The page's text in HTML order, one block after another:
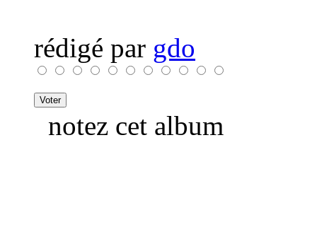
rédigé par gdo
notez cet album